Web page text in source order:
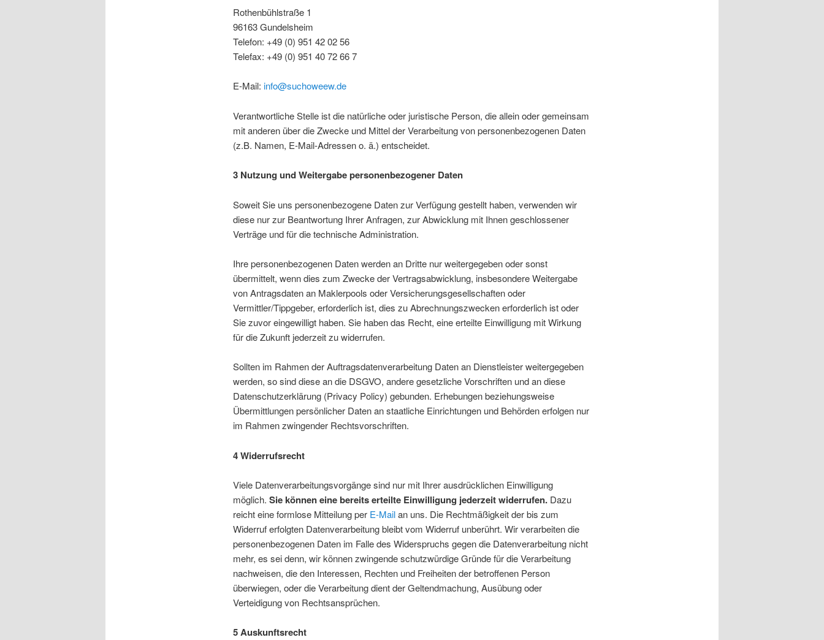
Rothenbühlstraße 1
96163 Gundelsheim
Telefon: +49 (0) 951 42 02 56
Telefax: +49 (0) 951 40 72 66 7
E-Mail: info@suchoweew.de
Verantwortliche Stelle ist die natürliche oder juristische Person, die allein oder gemeinsam
mit anderen über die Zwecke und Mittel der Verarbeitung von personenbezogenen Daten
(z.B. Namen, E-Mail-Adressen o. ä.) entscheidet.
3 Nutzung und Weitergabe personenbezogener Daten
Soweit Sie uns personenbezogene Daten zur Verfügung gestellt haben, verwenden wir
diese nur zur Beantwortung Ihrer Anfragen, zur Abwicklung mit Ihnen geschlossener
Verträge und für die technische Administration.
Ihre personenbezogenen Daten werden an Dritte nur weitergegeben oder sonst
übermittelt, wenn dies zum Zwecke der Vertragsabwicklung, insbesondere Weitergabe
von Antragsdaten an Maklerpools oder Versicherungsgesellschaften oder
Vermittler/Tippgeber, erforderlich ist, dies zu Abrechnungszwecken erforderlich ist oder
Sie zuvor eingewilligt haben. Sie haben das Recht, eine erteilte Einwilligung mit Wirkung
für die Zukunft jederzeit zu widerrufen.
Sollten im Rahmen der Auftragsdatenverarbeitung Daten an Dienstleister weitergegeben
werden, so sind diese an die DSGVO, andere gesetzliche Vorschriften und an diese
Datenschutzerklärung (Privacy Policy) gebunden. Erhebungen beziehungsweise
Übermittlungen persönlicher Daten an staatliche Einrichtungen und Behörden erfolgen nur
im Rahmen zwingender Rechtsvorschriften.
4 Widerrufsrecht
Viele Datenverarbeitungsvorgänge sind nur mit Ihrer ausdrücklichen Einwilligung
möglich. Sie können eine bereits erteilte Einwilligung jederzeit widerrufen. Dazu
reicht eine formlose Mitteilung per E-Mailan uns. Die Rechtmäßigkeit der bis zum
Widerruf erfolgten Datenverarbeitung bleibt vom Widerruf unberührt. Wir verarbeiten die
personenbezogenen Daten im Falle des Widerspruchs gegen die Datenverarbeitung nicht
mehr, es sei denn, wir können zwingende schutzwürdige Gründe für die Verarbeitung
nachweisen, die den Interessen, Rechten und Freiheiten der betroffenen Person
überwiegen, oder die Verarbeitung dient der Geltendmachung, Ausübung oder
Verteidigung von Rechtsansprüchen.
5 Auskunftsrecht